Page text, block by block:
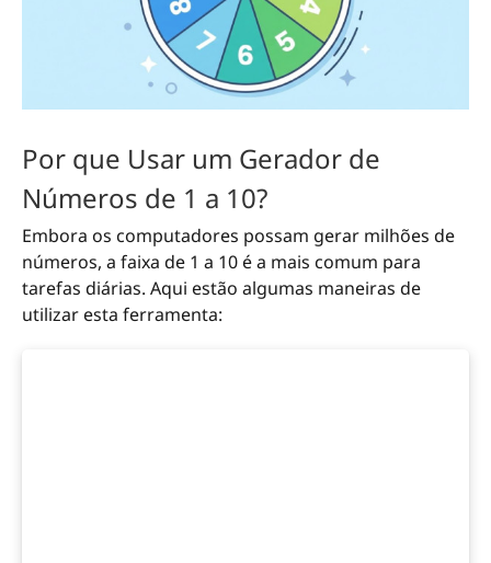
Por que Usar um Gerador de
Números de 1 a 10?
Embora os computadores possam gerar milhões de
números, a faixa de 1 a 10 é a mais comum para
tarefas diárias. Aqui estão algumas maneiras de
utilizar esta ferramenta: